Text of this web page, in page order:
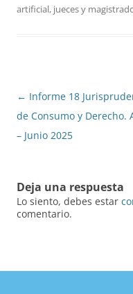
artificial, jueces y
Navegación
de
entradas
← Informe 18
de Consumo y Derecho.
– Junio 2025
Deja una respuesta
Lo siento, debes estar
comentario.